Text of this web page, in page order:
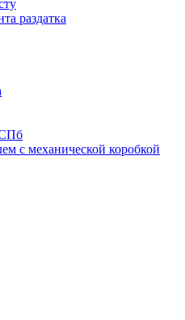
раздатка
с механической коробкой